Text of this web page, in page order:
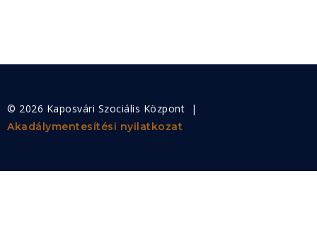
© 2026 Kaposvári Szociális Központ |
Akadálymentesítési nyilatkozat